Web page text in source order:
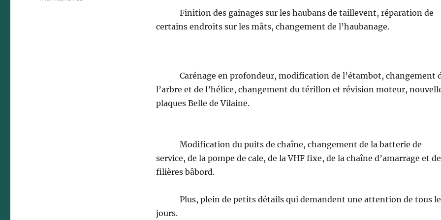
Finition des gainages sur les haubans de taillevent, réparation de
certains endroits sur les mâts, changement de l’haubanage.
Carénage en profondeur, modification de l’étambot, changement
l’arbre et de l’hélice, changement du térillon et révision moteur,
plaques Belle de Vilaine.
Modification du puits de chaîne, changement de la batterie de
service, de la pompe de cale, de la VHF fixe, de la chaîne d’amarrage et
filières bâbord.
Plus, plein de petits détails qui demandent une attention de tous
jours.